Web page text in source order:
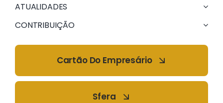
ATUALIDADES
CONTRIBUIÇÃO
Cartão Do Empresário
Sfera